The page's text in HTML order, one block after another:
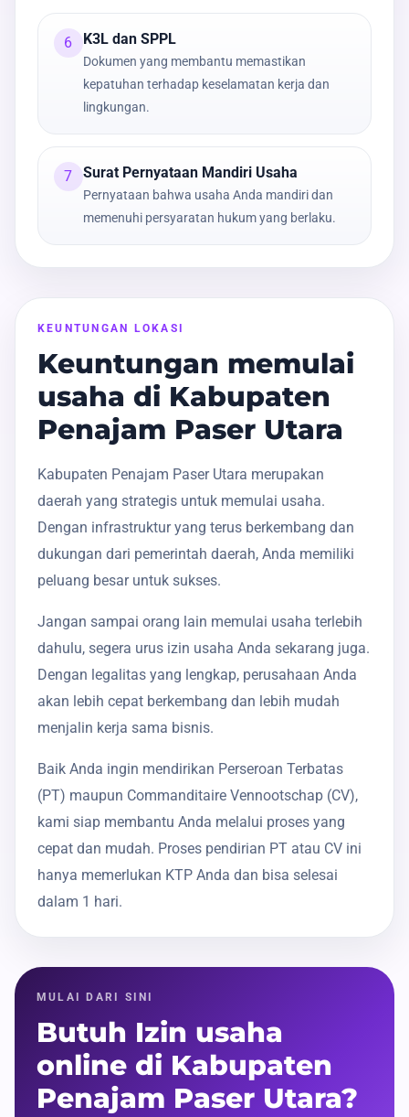
6 K3L dan SPPL
Dokumen yang membantu memastikan
kepatuhan terhadap keselamatan kerja dan
lingkungan.
7 Surat Pernyataan Mandiri Usaha
Pernyataan bahwa usaha Anda mandiri dan
memenuhi persyaratan hukum yang berlaku.
KEUNTUNGAN LOKASI
Keuntungan memulai
usaha di Kabupaten
Penajam Paser Utara
Kabupaten Penajam Paser Utara merupakan
daerah yang strategis untuk memulai usaha.
Dengan infrastruktur yang terus berkembang dan
dukungan dari pemerintah daerah, Anda memiliki
peluang besar untuk sukses.
Jangan sampai orang lain memulai usaha terlebih
dahulu, segera urus izin usaha Anda sekarang juga.
Dengan legalitas yang lengkap, perusahaan Anda
akan lebih cepat berkembang dan lebih mudah
menjalin kerja sama bisnis.
Baik Anda ingin mendirikan Perseroan Terbatas
(PT) maupun Commanditaire Vennootschap (CV),
kami siap membantu Anda melalui proses yang
cepat dan mudah. Proses pendirian PT atau CV ini
hanya memerlukan KTP Anda dan bisa selesai
dalam 1 hari.
MULAI DARI SINI
Butuh Izin usaha
online di Kabupaten
Penajam Paser Utara?